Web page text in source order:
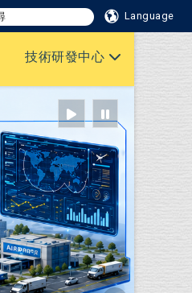
Language
技術研發中心